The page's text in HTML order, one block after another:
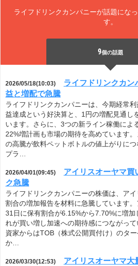
ライフドリンクカンパニーが話題にな
す。
9個の話題
2026/05/18(10:03)
ライフドリンクカン
益と増配で急騰
ライフドリンクカンパニーは、今期経常
益達成という好決算と、1円の増配見通し
います。さらに、3つの新ライン稼働によ
22%増計画も市場の期待を高めています
の高騰が飲料ペットボトルの値上がりに
プラ…
2026/04/01(09:45)
アイリスオーヤマ買
ク急騰
ライフドリンクカンパニーの株価は、ア
割合の増加報告を材料に急騰しています
31日に保有割合が6.15%から7.70%に増加
れが買い増し加速への期待感につながっ
資家からはTOB（株式公開買付け）のタ
か…
2026/03/30(12:53)
アイリスオーヤマ大